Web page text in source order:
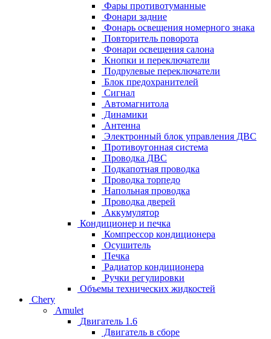
Фары противотуманные
Фонари задние
Фонарь освещения номерного знака
Повторитель поворота
Фонари освещения салона
Кнопки и переключатели
Подрулевые переключатели
Блок предохранителей
Сигнал
Автомагнитола
Динамики
Антенна
Электронный блок управления ДВС
Противоугонная система
Проводка ДВС
Подкапотная проводка
Проводка торпедо
Напольная проводка
Проводка дверей
Аккумулятор
Кондиционер и печка
Компрессор кондиционера
Осушитель
Печка
Радиатор кондиционера
Ручки регулировки
Объемы технических жидкостей
Chery
Amulet
Двигатель 1.6
Двигатель в сборе